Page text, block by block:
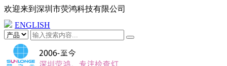
欢迎来到 深圳市荧鸿科技有限公司
ENGLISH